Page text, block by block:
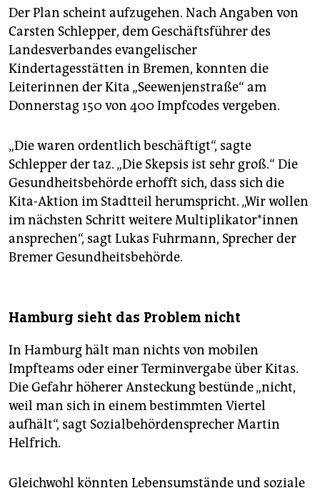
Der Plan scheint aufzugehen. Nach Angaben von
Carsten Schlepper, dem Geschäftsführer des
Landesverbandes evangelischer
Kindertagesstätten in Bremen, konnten die
Leiterinnen der Kita „Seewenjenstraße“ am
Donnerstag 150 von 400 Impfcodes vergeben.
„Die waren ordentlich beschäftigt“, sagte
Schlepper der taz. „Die Skepsis ist sehr groß.“ Die
Gesundheitsbehörde erhofft sich, dass sich die
Kita-Aktion im Stadtteil herumspricht. „Wir wollen
im nächsten Schritt weitere Mul­ti­pli­ka­to­r*in­nen
ansprechen“, sagt Lukas Fuhrmann, Sprecher der
Bremer Gesundheitsbehörde.
Hamburg sieht das Problem nicht
In Hamburg hält man nichts von mobilen
Impfteams oder einer Terminvergabe über Kitas.
Die Gefahr höherer Ansteckung bestünde „nicht,
weil man sich in einem bestimmten Viertel
aufhält“, sagt Sozialbehördensprecher Martin
Helf­rich.
Gleichwohl könnten Lebensumstände und soziale